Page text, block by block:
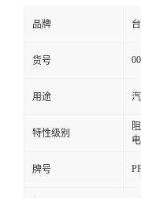
在
线
品牌
货号
用途
特性级别
牌号